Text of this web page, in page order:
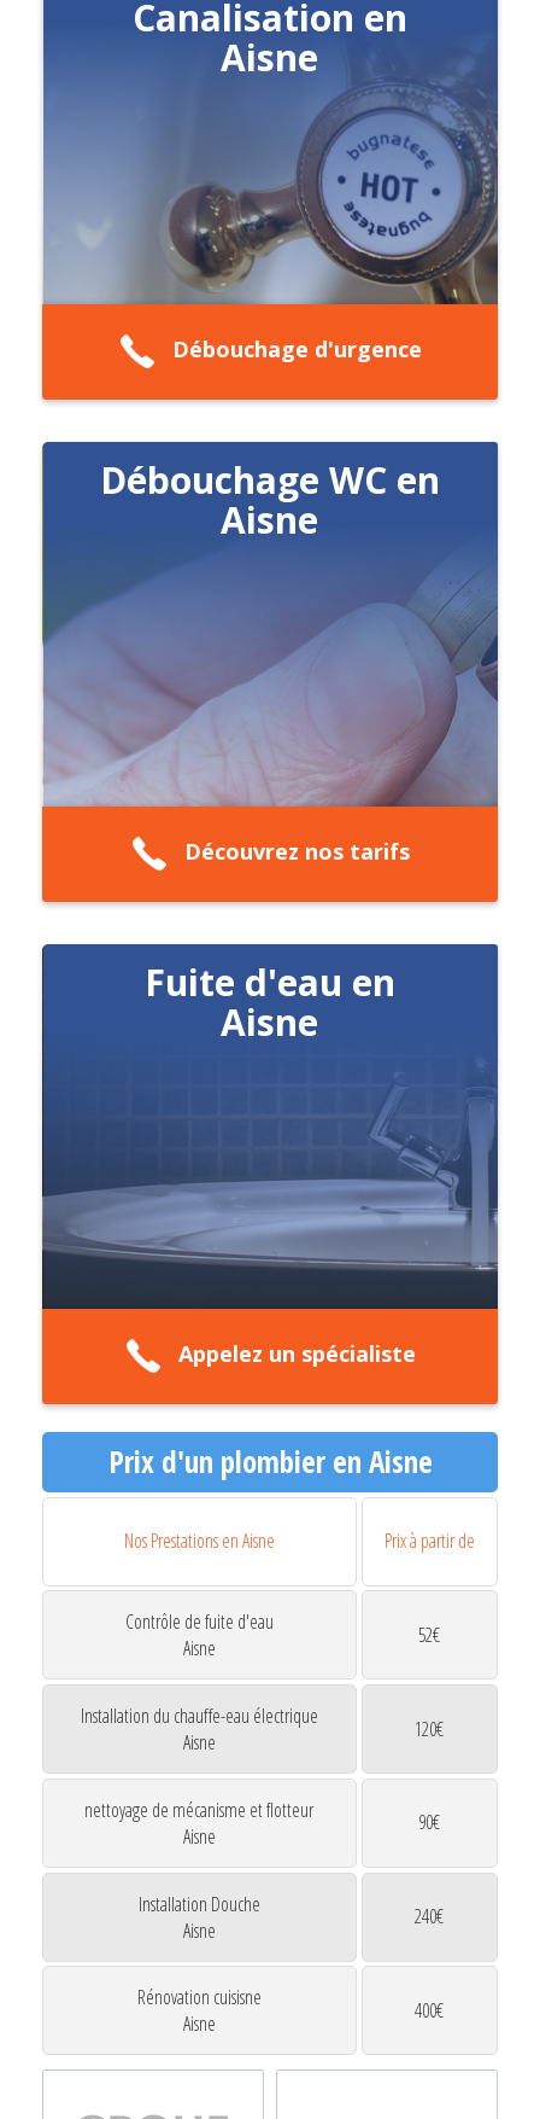
Canalisation en
Aisne
Débouchage d'urgence
Débouchage WC en
Aisne
Découvrez nos tarifs
Fuite d'eau en
Aisne
Appelez un spécialiste
Prix d'un plombier en Aisne
Nos Prestations en Aisne Prix à partir de
Contrôle de fuite d'eau
Aisne
52€
Installation du chauffe-eau électrique
Aisne
120€
nettoyage de mécanisme et flotteur
Aisne
90€
Installation Douche
Aisne
240€
Rénovation cuisisne
Aisne
400€